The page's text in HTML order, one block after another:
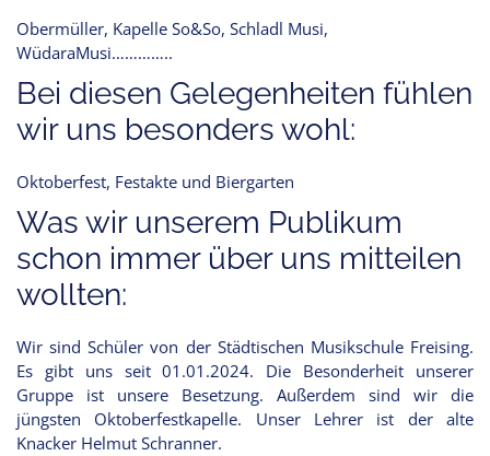
Obermüller, Kapelle So&So, Schladl Musi,
WüdaraMusi…………..
Bei diesen Gelegenheiten fühlen
wir uns besonders wohl:
Oktoberfest, Festakte und Biergarten
Was wir unserem Publikum
schon immer über uns mitteilen
wollten:
Wir sind Schüler von der Städtischen Musikschule Freising.
Es gibt uns seit 01.01.2024. Die Besonderheit unserer
Gruppe ist unsere Besetzung. Außerdem sind wir die
jüngsten Oktoberfestkapelle. Unser Lehrer ist der alte
Knacker Helmut Schranner.